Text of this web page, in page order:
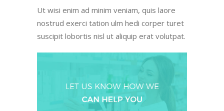
Ut wisi enim ad minim veniam, quis laore
nostrud exerci tation ulm hedi corper turet
suscipit lobortis nisl ut aliquip erat volutpat.